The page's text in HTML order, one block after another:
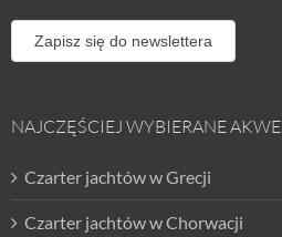
Zapisz się do newslettera
NAJCZĘŚCIEJ WYBIERANE
Czarter jachtów w Grecji
Czarter jachtów w Chorwacji